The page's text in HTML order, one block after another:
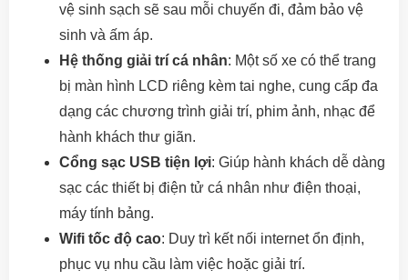
vệ sinh sạch sẽ sau mỗi chuyến đi, đảm bảo vệ
sinh và ấm áp.
Hệ thống giải trí cá nhân: Một số xe có thể trang
bị màn hình LCD riêng kèm tai nghe, cung cấp đa
dạng các chương trình giải trí, phim ảnh, nhạc để
hành khách thư giãn.
Cổng sạc USB tiện lợi: Giúp hành khách dễ dàng
sạc các thiết bị điện tử cá nhân như điện thoại,
máy tính bảng.
Wifi tốc độ cao: Duy trì kết nối internet ổn định,
phục vụ nhu cầu làm việc hoặc giải trí.